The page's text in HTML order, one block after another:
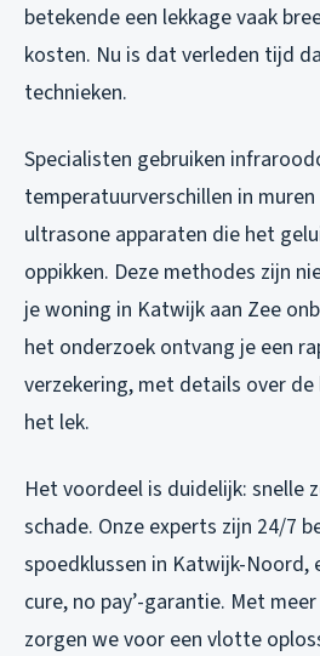
betekende een lekkage vaak
kosten. Nu is dat verleden tijd
technieken.
Specialisten gebruiken
temperatuurverschillen in
ultrasone apparaten die het
oppikken. Deze methodes zijn
je woning in Katwijk aan Zee
het onderzoek ontvang je een
verzekering, met details over
het lek.
Het voordeel is duidelijk: snelle
schade. Onze experts zijn 24/7
spoedklussen in Katwijk-Noord,
cure, no pay’-garantie. Met
zorgen we voor een vlotte